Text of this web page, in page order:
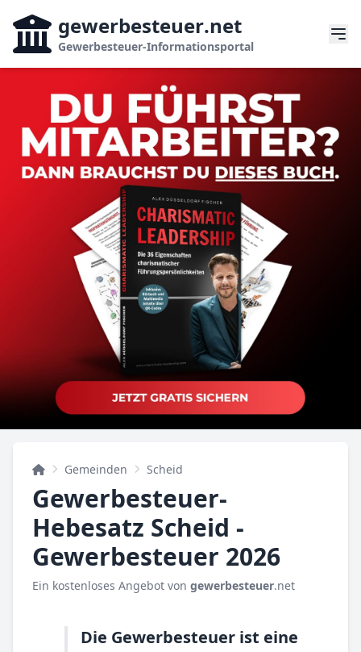
gewerbesteuer.net
Gewerbesteuer-Informationsportal
Gemeinden Scheid
Gewerbesteuer-
Hebesatz Scheid -
Gewerbesteuer 2026
Ein kostenloses Angebot von gewerbesteuer.net
Die Gewerbesteuer ist eine